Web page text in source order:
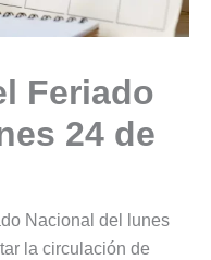
Feriado
24 de
Nacional del lunes
la circulación de